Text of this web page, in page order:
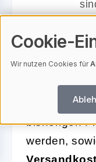
Um das
ist es
zu
bisherigen
werden,
Cookie-
Wir nutzen Cookies für